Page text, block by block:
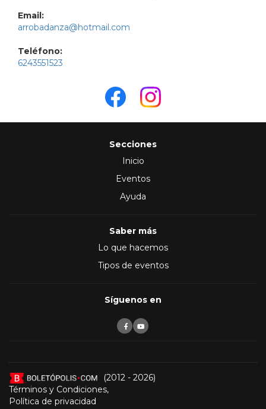
Email:
arrobadanza@hotmail.com
Teléfono:
6243551523
Secciones
Inicio
Eventos
Ayuda
Saber más
Lo que hacemos
Tipos de eventos
Síguenos en
(2012 - 2026)
Términos y Condiciones,
Política de privacidad